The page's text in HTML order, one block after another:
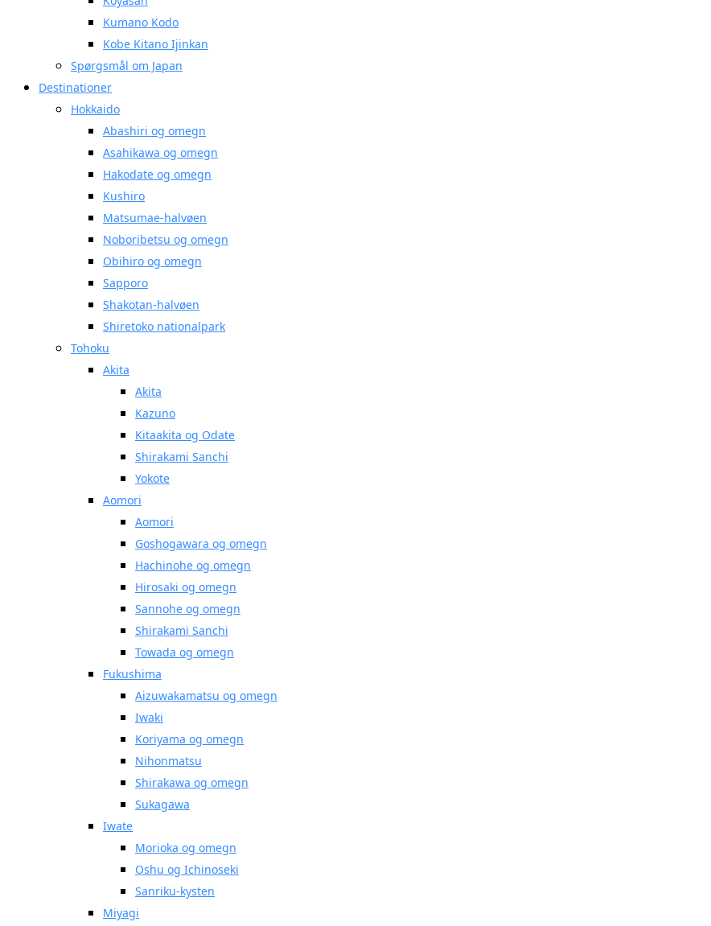
Kumano Kodo
Kobe Kitano Ijinkan
Spørgsmål om Japan
Destinationer
Hokkaido
Abashiri og omegn
Asahikawa og omegn
Hakodate og omegn
Kushiro
Matsumae-halvøen
Noboribetsu og omegn
Obihiro og omegn
Sapporo
Shakotan-halvøen
Shiretoko nationalpark
Tohoku
Akita
Akita
Kazuno
Kitaakita og Odate
Shirakami Sanchi
Yokote
Aomori
Aomori
Goshogawara og omegn
Hachinohe og omegn
Hirosaki og omegn
Sannohe og omegn
Shirakami Sanchi
Towada og omegn
Fukushima
Aizuwakamatsu og omegn
Iwaki
Koriyama og omegn
Nihonmatsu
Shirakawa og omegn
Sukagawa
Iwate
Morioka og omegn
Oshu og Ichinoseki
Sanriku-kysten
Miyagi